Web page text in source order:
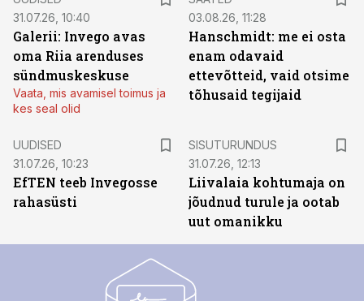
31.07.26, 10:40
Galerii: Invego avas
oma Riia arenduses
sündmuskeskuse
Vaata, mis avamisel toimus ja
kes seal olid
03.08.26, 11:28
Hanschmidt: me ei osta
enam odavaid
ettevõtteid, vaid otsime
tõhusaid tegijaid
UUDISED
31.07.26, 10:23
EfTEN teeb Invegosse
rahasüsti
SISUTURUNDUS
31.07.26, 12:13
Liivalaia kohtumaja on
jõudnud turule ja ootab
uut omanikku